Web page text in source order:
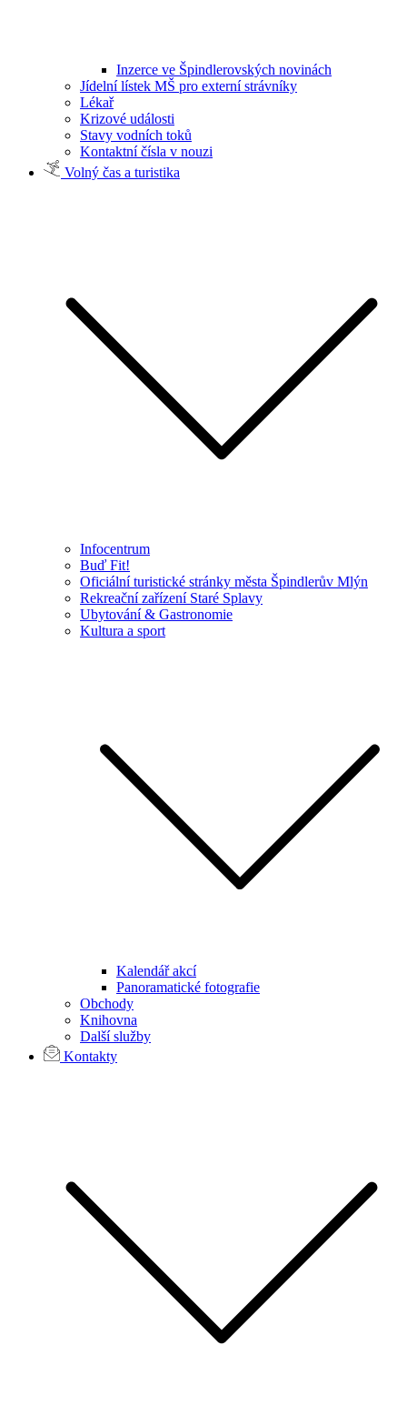
Inzerce ve Špindlerovských novinách
Jídelní lístek MŠ pro externí strávníky
Lékař
Krizové události
Stavy vodních toků
Kontaktní čísla v nouzi
Volný čas a turistika
Infocentrum
Buď Fit!
Oficiální turistické stránky města Špindlerův Mlýn
Rekreační zařízení Staré Splavy
Ubytování & Gastronomie
Kultura a sport
Kalendář akcí
Panoramatické fotografie
Obchody
Knihovna
Další služby
Kontakty